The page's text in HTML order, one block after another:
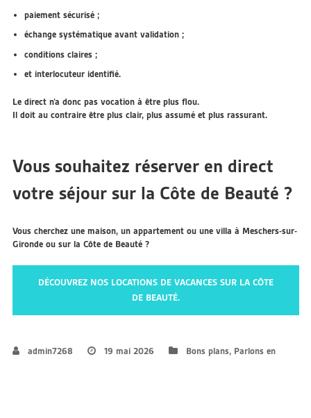
paiement sécurisé ;
échange systématique avant validation ;
conditions claires ;
et interlocuteur identifié.
Le direct n’a donc pas vocation à être plus flou.
Il doit au contraire être plus clair, plus assumé et plus rassurant.
Vous souhaitez réserver en direct
votre séjour sur la Côte de Beauté ?
Vous cherchez une maison, un appartement ou une villa à Meschers-sur-
Gironde ou sur la Côte de Beauté ?
DÉCOUVREZ NOS LOCATIONS DE VACANCES SUR LA CÔTE
DE BEAUTÉ.
admin7268 19 mai 2026 Bons plans, Parlons en